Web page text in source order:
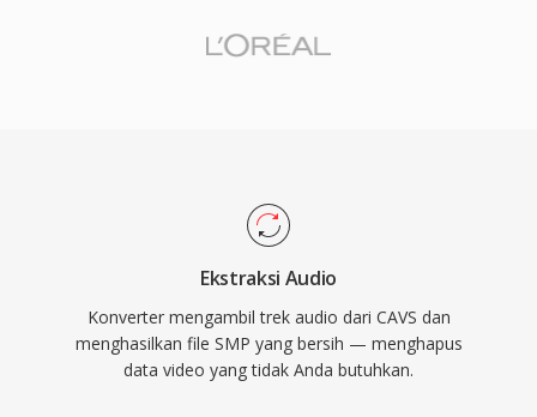
Ekstraksi Audio
Konverter mengambil trek audio dari CAVS dan
menghasilkan file SMP yang bersih — menghapus
data video yang tidak Anda butuhkan.